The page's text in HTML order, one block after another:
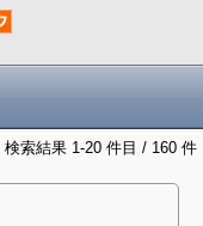
検索結果 1-20 件目 / 160 件